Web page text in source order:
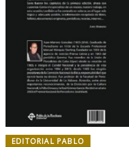
EDITORIAL PABLO